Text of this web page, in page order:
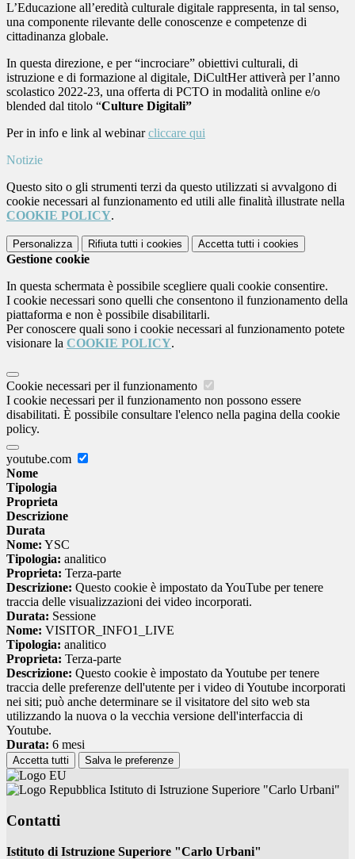
L’Educazione all’eredità culturale digitale rappresenta, in tal senso,
una componente rilevante delle conoscenze e competenze di
cittadinanza globale.
In questa direzione, e per “incrociare” obiettivi culturali, di
istruzione e di formazione al digitale, DiCultHer attiverà per l’anno
scolastico 2022-23, una offerta di PCTO in modalità online e/o
blended dal titolo “Culture Digitali”
Per in info e link al webinarcliccare qui
Notizie
Questo sito o gli strumenti terzi da questo utilizzati si avvalgono di
cookie necessari al funzionamento ed utili alle finalità illustrate nella
COOKIE POLICY.
Personalizza Rifiuta tutti i cookies Accetta tutti i cookies
Gestione cookie
In questa schermata è possibile scegliere quali cookie consentire.
I cookie necessari sono quelli che consentono il funzionamento della
piattaforma e non è possibile disabilitarli.
Per conoscere quali sono i cookie necessari al funzionamento potete
visionare la COOKIE POLICY.
Cookie necessari per il funzionamento
I cookie necessari per il funzionamento non possono essere
disabilitati. È possibile consultare l'elenco nella pagina della cookie
policy.
youtube.com
Nome
Tipologia
Proprieta
Descrizione
Durata
Nome: YSC
Tipologia: analitico
Proprieta: Terza-parte
Descrizione: Questo cookie è impostato da YouTube per tenere
traccia delle visualizzazioni dei video incorporati.
Durata: Sessione
Nome: VISITOR_INFO1_LIVE
Tipologia: analitico
Proprieta: Terza-parte
Descrizione: Questo cookie è impostato da Youtube per tenere
traccia delle preferenze dell'utente per i video di Youtube incorporati
nei siti; può anche determinare se il visitatore del sito web sta
utilizzando la nuova o la vecchia versione dell'interfaccia di
Youtube.
Durata: 6 mesi
Accetta tutti Salva le preferenze
Istituto di Istruzione Superiore "Carlo Urbani"
Contatti
Istituto di Istruzione Superiore "Carlo Urbani"